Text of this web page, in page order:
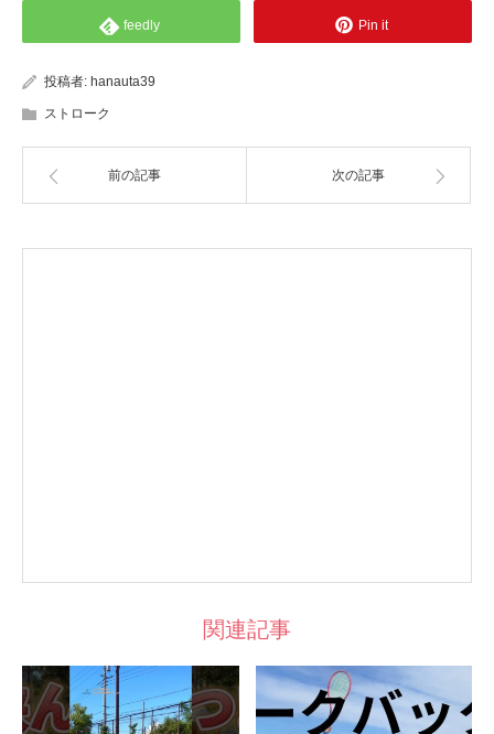
feedly Pin it
投稿者: hanauta39
ストローク
前の記事 次の記事
関連記事